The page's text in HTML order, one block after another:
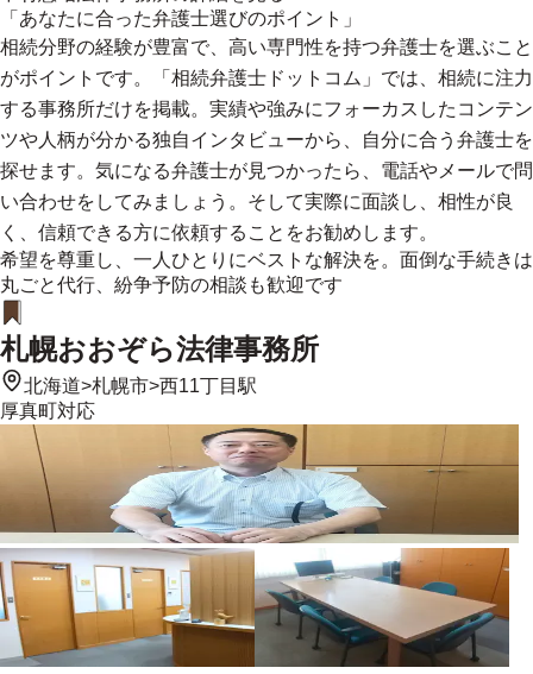
「あなたに合った弁護士選びのポイント」
相続分野の経験が豊富で、高い専門性を持つ弁護士を選ぶこと
がポイントです。「相続弁護士ドットコム」では、相続に注力
する事務所だけを掲載。実績や強みにフォーカスしたコンテン
ツや人柄が分かる独自インタビューから、自分に合う弁護士を
探せます。気になる弁護士が見つかったら、電話やメールで問
い合わせをしてみましょう。そして実際に面談し、相性が良
く、信頼できる方に依頼することをお勧めします。
希望を尊重し、一人ひとりにベストな解決を。面倒な手続きは
丸ごと代行、紛争予防の相談も歓迎です
札幌おおぞら法律事務所
北海道>札幌市>西11丁目駅
厚真町対応